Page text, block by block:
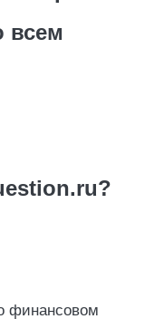
всем
финансовом